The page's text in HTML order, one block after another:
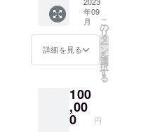
の木
（祇園
店、君
津店、
市原
BAACU
ます。
・チ
ケット
の有効
す。
企業さ
意事項
・設置
期間は1
名やロ
ゴ以外
の仕
様・デ
サービ
ス名を
記載し
ます。
■このよ
うな方
すめ ・
マメノ
キの取
り組み
年09
月
詳細を見る
こ
の
リ
タ
ー
ン
を
選
択
す
る
100
,00
0 円